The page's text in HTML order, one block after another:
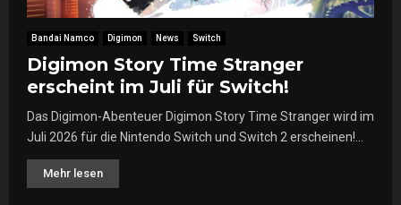
Bandai Namco Digimon News Switch
Digimon Story Time Stranger
erscheint im Juli für Switch!
Das Digimon-Abenteuer Digimon Story Time Stranger wird im
Juli 2026 für die Nintendo Switch und Switch 2 erscheinen!...
Mehr lesen